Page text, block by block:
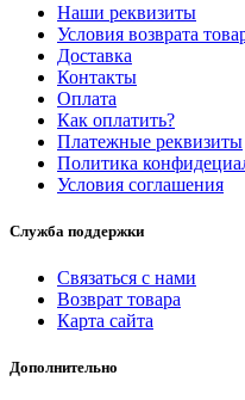
Наши реквизиты
Условия возврата
Доставка
Контакты
Оплата
Как оплатить?
Платежные реквизиты
Политика
Условия соглашения
Служба поддержки
Связаться с нами
Возврат товара
Карта сайта
Дополнительно